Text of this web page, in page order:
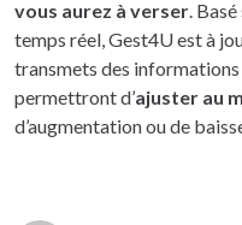
vous aurez à verser .
temps réel, Gest4U est à
transmets des
permettront d’ajuster au
d’augmentation ou de